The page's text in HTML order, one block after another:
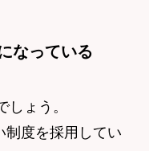
なっている
ょう。
制度を採用してい